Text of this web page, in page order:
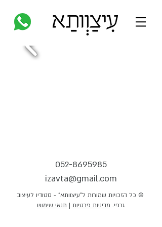
052-8695985
izavta@gmail.com
© כל הזכויות שמורות ל"עיצוותא" - סטודיו לעיצוב
גרפי. מדיניות פרטיות | תנאי שימוש